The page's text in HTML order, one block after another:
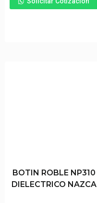
BOTIN ROBLE NP310
DIELECTRICO NAZCA